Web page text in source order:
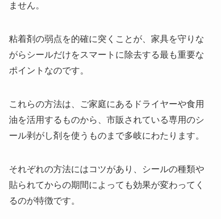
ません。
粘着剤の弱点を的確に突くことが、家具を守りな
がらシールだけをスマートに除去する最も重要な
ポイントなのです。
これらの方法は、ご家庭にあるドライヤーや食用
油を活用するものから、市販されている専用のシ
ール剥がし剤を使うものまで多岐にわたります。
それぞれの方法にはコツがあり、シールの種類や
貼られてからの期間によっても効果が変わってく
るのが特徴です。